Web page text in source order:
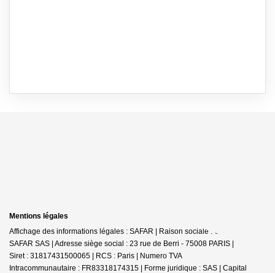
Mentions légales
Affichage des informations légales : SAFAR | Raison sociale : GERARD
SAFAR SAS | Adresse siège social : 23 rue de Berri - 75008 PARIS |
Siret : 31817431500065 | RCS : Paris | Numero TVA
Intracommunautaire : FR83318174315 | Forme juridique : SAS | Capital